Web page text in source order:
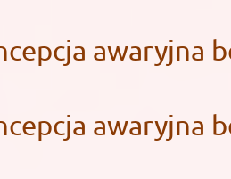
awaryjna
awaryjna